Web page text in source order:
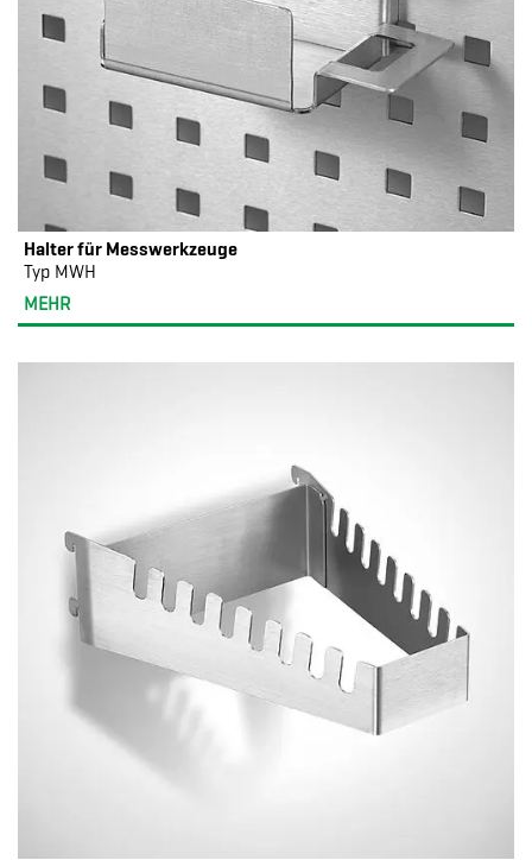
Halter für Messwerkzeuge
Typ MWH
MEHR